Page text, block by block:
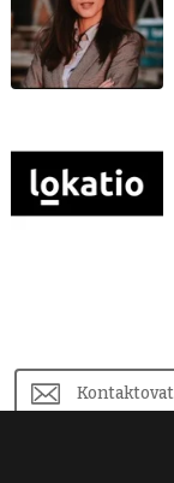
Kontaktovat